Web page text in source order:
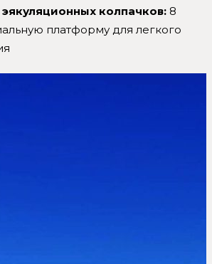
колпачков: 8
платформу для легкого